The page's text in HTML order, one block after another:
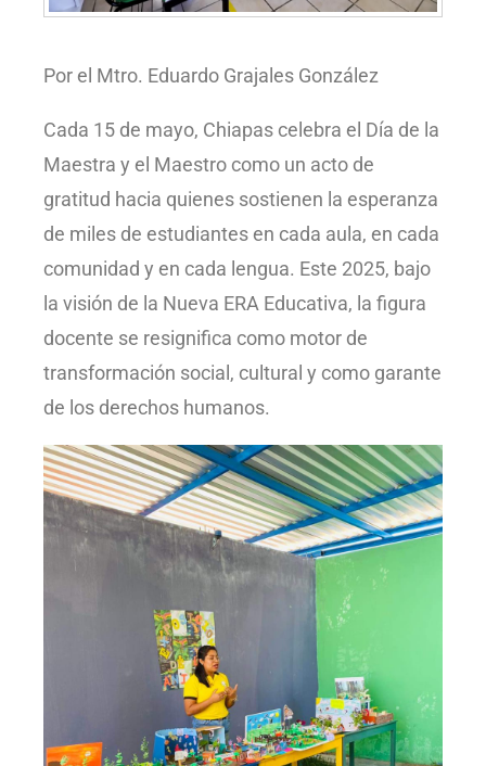
Por el Mtro. Eduardo Grajales González
Cada 15 de mayo, Chiapas celebra el Día de la
Maestra y el Maestro como un acto de
gratitud hacia quienes sostienen la esperanza
de miles de estudiantes en cada aula, en cada
comunidad y en cada lengua. Este 2025, bajo
la visión de la Nueva ERA Educativa, la figura
docente se resignifica como motor de
transformación social, cultural y como garante
de los derechos humanos.